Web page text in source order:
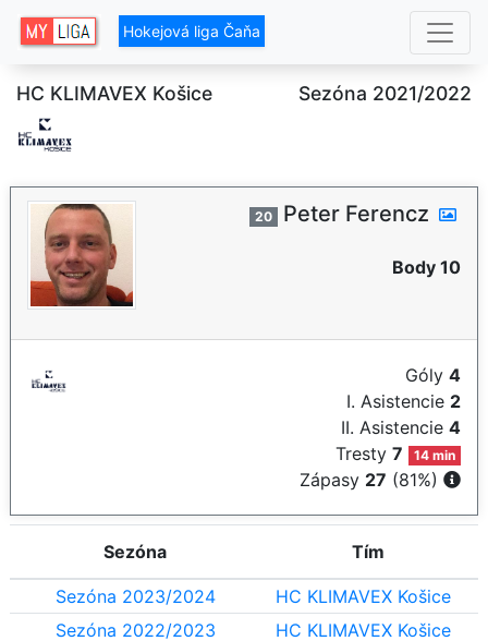
Hokejová liga Čaňa
HC KLIMAVEX Košice Sezóna 2021/2022
20 Peter Ferencz
Body 10
Góly 4
I. Asistencie 2
II. Asistencie 4
Tresty7 14 min
Zápasy 27 (81%)
Sezóna Tím
Sezóna 2023/2024
HC KLIMAVEX Košice
Sezóna 2022/2023
HC KLIMAVEX Košice